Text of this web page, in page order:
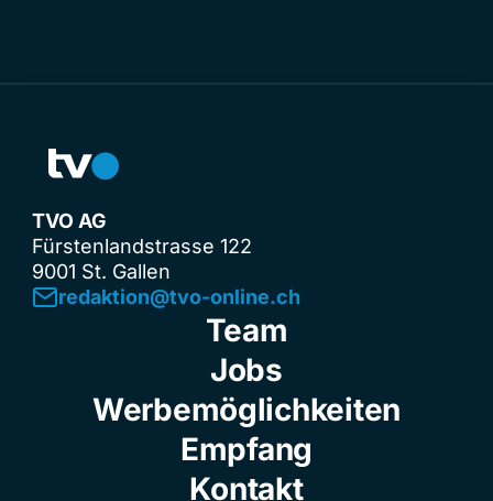
TVO AG
Fürstenlandstrasse 122
9001 St. Gallen
redaktion@tvo-online.ch
Team
Jobs
Werbemöglichkeiten
Empfang
Kontakt